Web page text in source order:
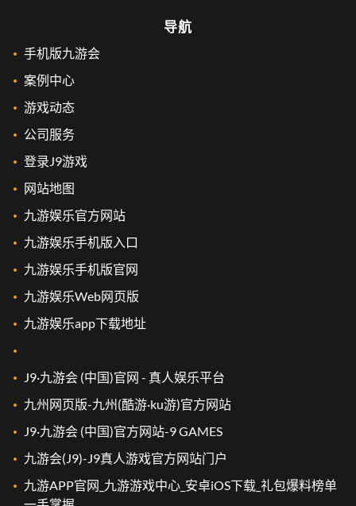
导航
手机版九游会
案例中心
游戏动态
公司服务
登录J9游戏
网站地图
九游娱乐官方网站
九游娱乐手机版入口
九游娱乐手机版官网
九游娱乐Web网页版
九游娱乐app下载地址
J9·九游会 (中国)官网 - 真人娱乐平台
九州网页版-九州(酷游·ku游)官方网站
J9·九游会 (中国)官方网站-9 GAMES
九游会(J9)-J9真人游戏官方网站门户
九游APP官网_九游游戏中心_安卓iOS下载_礼包爆料榜单